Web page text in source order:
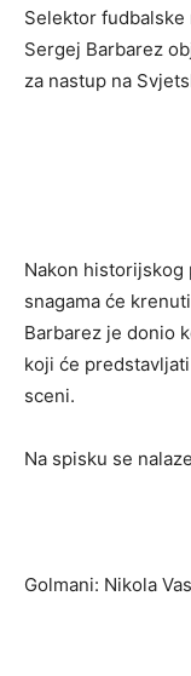
Selektor
Sergej Barbarez
za nastup na
Nakon historijskog
snagama će
Barbarez je donio
koji će
sceni.
Na spisku se
Golmani: Nikola